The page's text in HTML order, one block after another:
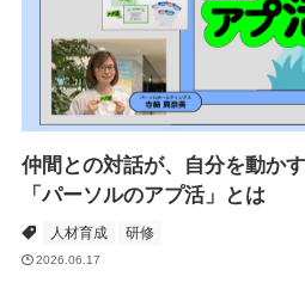
仲間との対話が、自分を動か
「パーソルのアプ活」とは
人材育成 研修
2026.06.17